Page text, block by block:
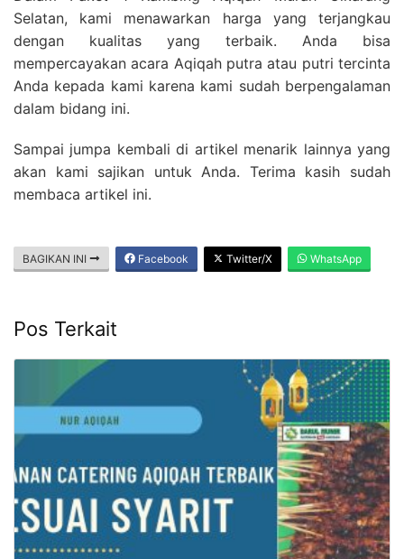
Selatan, kami menawarkan harga yang terjangkau
dengan kualitas yang terbaik. Anda bisa
mempercayakan acara Aqiqah putra atau putri tercinta
Anda kepada kami karena kami sudah berpengalaman
dalam bidang ini.
Sampai jumpa kembali di artikel menarik lainnya yang
akan kami sajikan untuk Anda. Terima kasih sudah
membaca artikel ini.
BAGIKAN INI Facebook Twitter/X WhatsApp
Pos Terkait